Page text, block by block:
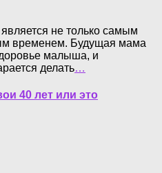
не только самым
временем. Будущая мама
малыша, и
делать…
40 лет или это